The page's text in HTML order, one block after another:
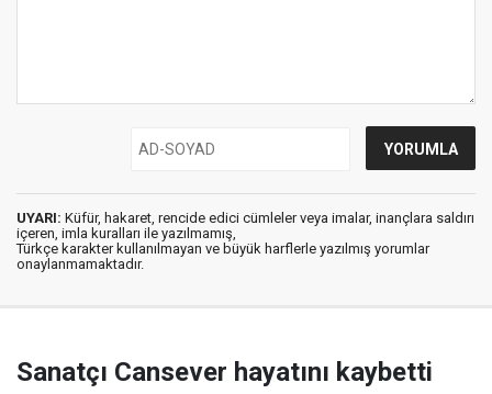
UYARI: Küfür, hakaret, rencide edici cümleler veya imalar, inançlara saldırı
içeren, imla kuralları ile yazılmamış,
Türkçe karakter kullanılmayan ve büyük harflerle yazılmış yorumlar
onaylanmamaktadır.
Sanatçı Cansever hayatını kaybetti